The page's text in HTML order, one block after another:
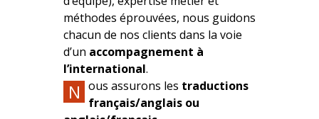
méthodes éprouvées, nous guidons
chacun de nos clients dans la voie
d’un accompagnement à
l’international.
N ous assurons les traductions
français/anglais ou